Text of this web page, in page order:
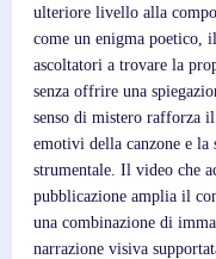
ulteriore livello alla
come un enigma poetico,
ascoltatori a trovare la
senza offrire una
senso di mistero rafforza
emotivi della canzone e la
strumentale. Il video che
pubblicazione amplia il
una combinazione di
narrazione visiva